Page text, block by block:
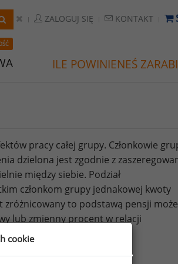
ZALOGUJ SIĘ KONTAKT
ILE POWINIENEŚ
pracy całej grupy. Członkowie
dzielona jest zgodnie z
między siebie. Podział
członkom grupy jednakowej kwoty
zróżnicowany to podstawą pensji
lub zmienny procent w relacji
cookie